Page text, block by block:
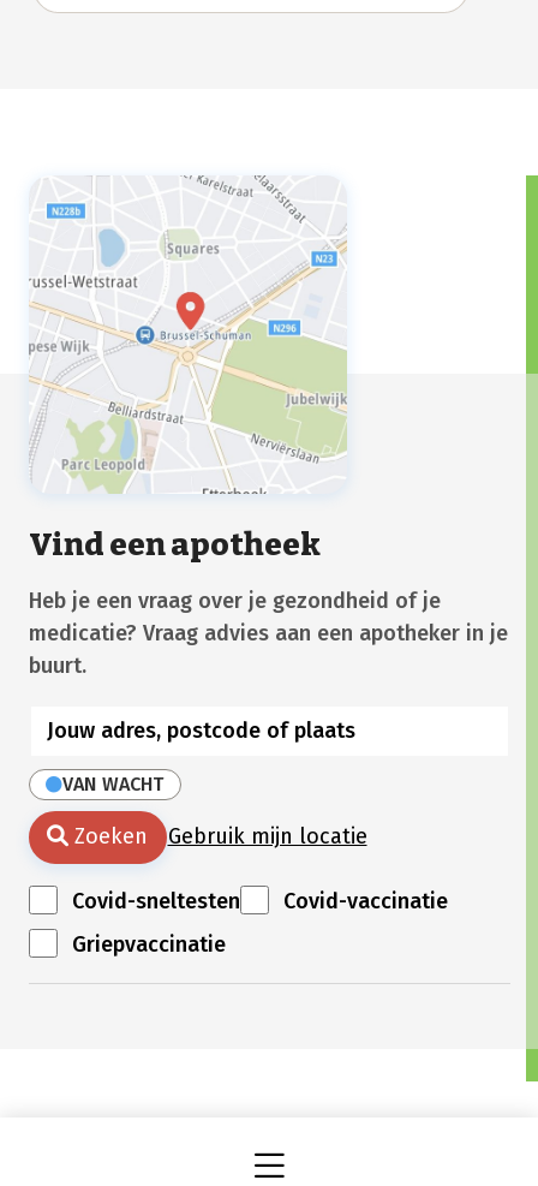
Vind een apotheek
Heb je een vraag over je gezondheid of je
medicatie? Vraag advies aan een apotheker in je
buurt.
VAN WACHT
Zoeken Gebruik mijn locatie
Covid-sneltesten
Covid-vaccinatie
Griepvaccinatie